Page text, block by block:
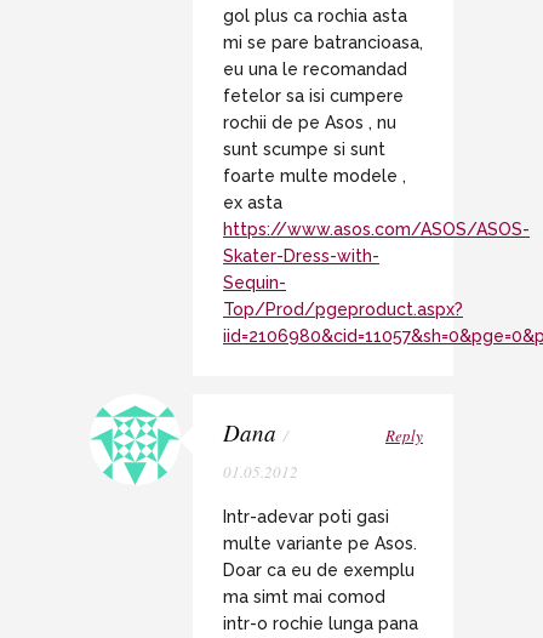
gol plus ca rochia asta
mi se pare batrancioasa,
eu una le recomandad
fetelor sa isi cumpere
rochii de pe Asos , nu
sunt scumpe si sunt
foarte multe modele ,
ex asta
https://www.asos.com/ASOS/ASOS-
Skater-Dress-with-
Sequin-
Top/Prod/pgeproduct.aspx?
Dana /
01.05.2012
Reply
Intr-adevar poti gasi
multe variante pe Asos.
Doar ca eu de exemplu
ma simt mai comod
intr-o rochie lunga pana